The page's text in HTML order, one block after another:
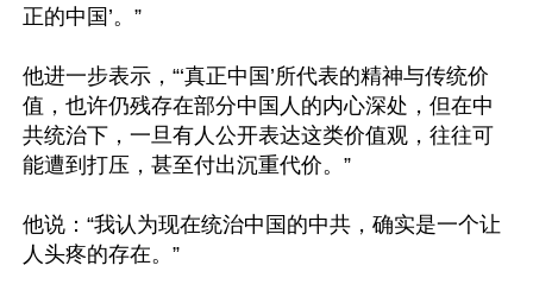
正的中国’。”
他进一步表示，“‘真正中国’所代表的精神与传统价
值，也许仍残存在部分中国人的内心深处，但在中
共统治下，一旦有人公开表达这类价值观，往往可
能遭到打压，甚至付出沉重代价。”
他说：“我认为现在统治中国的中共，确实是一个让
人头疼的存在。”